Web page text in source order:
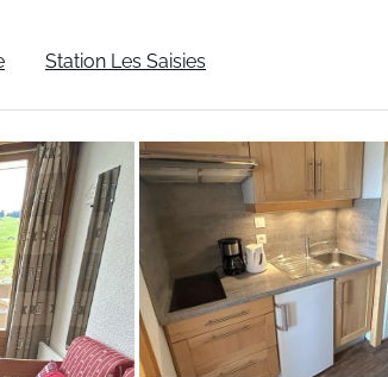
Station Les Saisies